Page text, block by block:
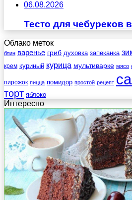
06.08.2026
Тесто для чебуреков
Облако меток
блин варенье гриб духовка запеканка
крем куриный курица мультиварке мясо
пирожок пицца помидор простой рецепт
торт яблоко
Интересно